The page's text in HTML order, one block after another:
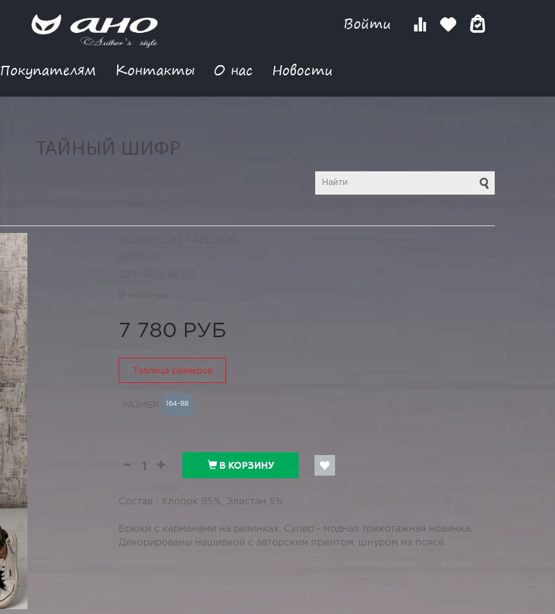
Войти
Покупателям Контакты О нас Новости
ТАЙНЫЙ ШИФР
7 780 РУБ
Таблица размеров
РАЗМЕР 164-88
В КОРЗИНУ
Состав : Хлопок 95%, Эластан 5%
Брюки с карманами на резинках. Супер - модная трикотажная новинка.
Декорированы нашивкой с авторским принтом, шнуром на поясе.